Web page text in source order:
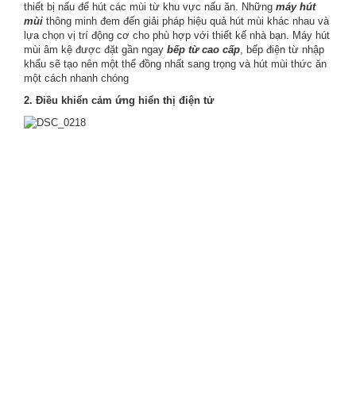
thiết bị nấu để hút các mùi từ khu vực nấu ăn. Những máy hút
mùi thông minh đem đến giải pháp hiệu quả hút mùi khác nhau và
lựa chọn vị trí động cơ cho phù hợp với thiết kế nhà bạn. Máy hút
mùi âm kệ được đặt gần ngay bếp từ cao cấp, bếp điện từ nhập
khẩu sẽ tạo nên một thể đồng nhất sang trọng và hút mùi thức ăn
một cách nhanh chóng
2. Điều khiển cảm ứng hiển thị điện tử